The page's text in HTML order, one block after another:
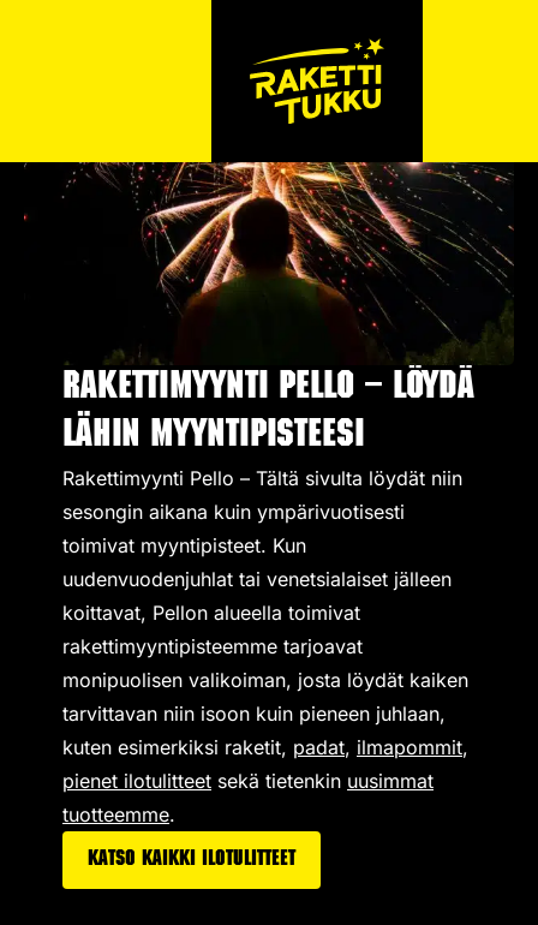
Rakettimyynti Pello – Löydä
lähin myyntipisteesi
Rakettimyynti Pello – Tältä sivulta löydät niin
sesongin aikana kuin ympärivuotisesti
toimivat myyntipisteet. Kun
uudenvuodenjuhlat tai venetsialaiset jälleen
koittavat, Pellon alueella toimivat
rakettimyyntipisteemme tarjoavat
monipuolisen valikoiman, josta löydät kaiken
tarvittavan niin isoon kuin pieneen juhlaan,
kuten esimerkiksi raketit, padat, ilmapommit,
pienet ilotulitteet sekä tietenkin uusimmat
tuotteemme.
Katso kaikki ilotulitteet